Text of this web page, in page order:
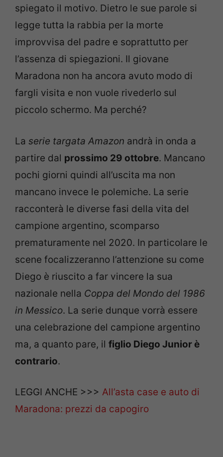
spiegato il motivo. Dietro le sue parole si
legge tutta la rabbia per la morte
improvvisa del padre e soprattutto per
l’assenza di spiegazioni. Il giovane
Maradona non ha ancora avuto modo di
fargli visita e non vuole rivederlo sul
piccolo schermo. Ma perché?
La serie targata Amazon andrà in onda a
partire dal prossimo 29 ottobre. Mancano
pochi giorni quindi all’uscita ma non
mancano invece le polemiche. La serie
racconterà le diverse fasi della vita del
campione argentino, scomparso
prematuramente nel 2020. In particolare le
scene focalizzeranno l’attenzione su come
Diego è riuscito a far vincere la sua
nazionale nella Coppa del Mondo del 1986
in Messico. La serie dunque vorrà essere
una celebrazione del campione argentino
ma, a quanto pare, il figlio Diego Junior è
contrario.
LEGGI ANCHE >>> All’asta case e auto di
Maradona: prezzi da capogiro